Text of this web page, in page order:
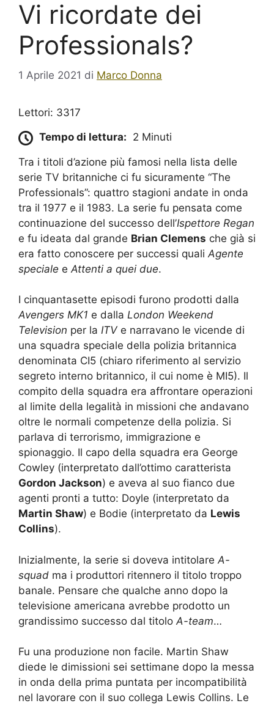
Vi ricordate dei
Professionals?
1 Aprile 2021 di Marco Donna
Lettori: 3317
Tempo di lettura: 2 Minuti
Tra i titoli d’azione più famosi nella lista delle
serie TV britanniche ci fu sicuramente “The
Professionals”: quattro stagioni andate in onda
tra il 1977 e il 1983. La serie fu pensata come
continuazione del successo dell’Ispettore Regan
e fu ideata dal grande Brian Clemens che già si
era fatto conoscere per successi quali Agente
speciale e Attenti a quei due.
I cinquantasette episodi furono prodotti dalla
Avengers MK1 e dalla London Weekend
Television per la ITV e narravano le vicende di
una squadra speciale della polizia britannica
denominata CI5 (chiaro riferimento al servizio
segreto interno britannico, il cui nome è MI5). Il
compito della squadra era affrontare operazioni
al limite della legalità in missioni che andavano
oltre le normali competenze della polizia. Si
parlava di terrorismo, immigrazione e
spionaggio. Il capo della squadra era George
Cowley (interpretato dall’ottimo caratterista
Gordon Jackson) e aveva al suo fianco due
agenti pronti a tutto: Doyle (interpretato da
Martin Shaw) e Bodie (interpretato da Lewis
Collins).
Inizialmente, la serie si doveva intitolare A-
squad ma i produttori ritennero il titolo troppo
banale. Pensare che qualche anno dopo la
televisione americana avrebbe prodotto un
grandissimo successo dal titolo A-team…
Fu una produzione non facile. Martin Shaw
diede le dimissioni sei settimane dopo la messa
in onda della prima puntata per incompatibilità
nel lavorare con il suo collega Lewis Collins. Le